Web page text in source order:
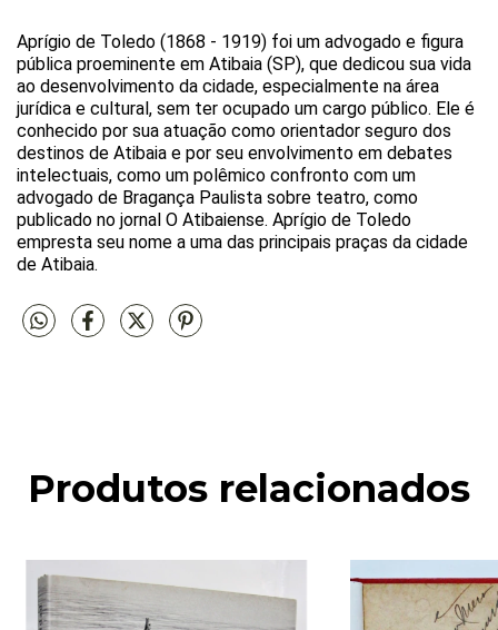
Aprígio de Toledo (1868 - 1919) foi um advogado e figura
pública proeminente em Atibaia (SP), que dedicou sua vida
ao desenvolvimento da cidade, especialmente na área
jurídica e cultural, sem ter ocupado um cargo público. Ele é
conhecido por sua atuação como orientador seguro dos
destinos de Atibaia e por seu envolvimento em debates
intelectuais, como um polêmico confronto com um
advogado de Bragança Paulista sobre teatro, como
publicado no jornal O Atibaiense. Aprígio de Toledo
empresta seu nome a uma das principais praças da cidade
de Atibaia.
Produtos relacionados